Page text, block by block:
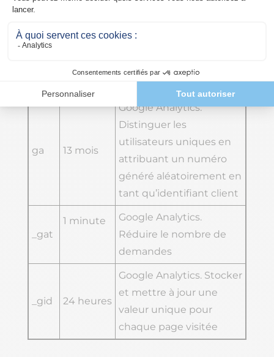
si vous désirez naviguer sur notre site
Objectif
ga 13 mois
Google Analytics.
Distinguer les
utilisateurs uniques en
attribuant un numéro
généré aléatoirement en
tant qu’identifiant client
_gat
1 minute
Google Analytics.
Réduire le nombre de
demandes
_gid 24 heures
Google Analytics. Stocker
et mettre à jour une
valeur unique pour
chaque page visitée